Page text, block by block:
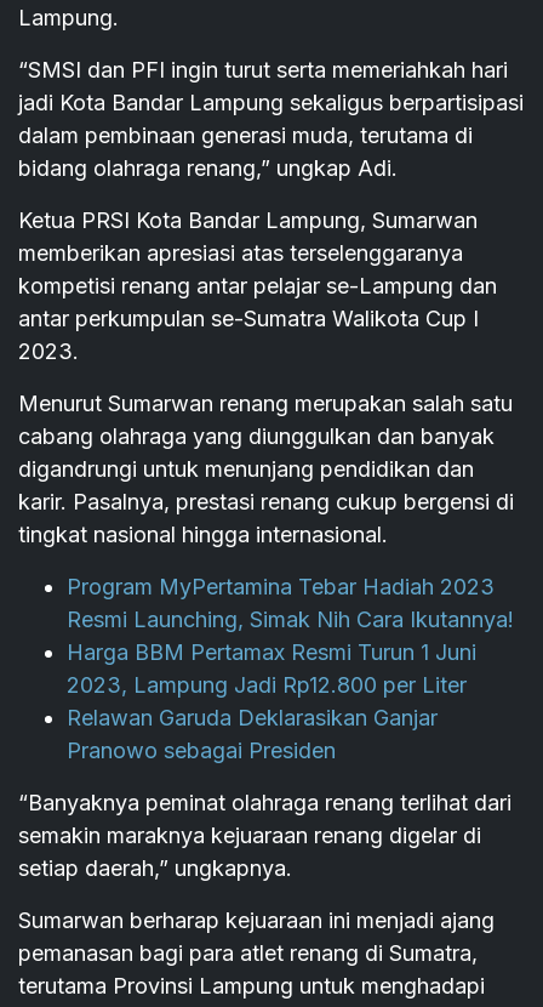
Lampung.
“SMSI dan PFI ingin turut serta memeriahkah hari
jadi Kota Bandar Lampung sekaligus berpartisipasi
dalam pembinaan generasi muda, terutama di
bidang olahraga renang,” ungkap Adi.
Ketua PRSI Kota Bandar Lampung, Sumarwan
memberikan apresiasi atas terselenggaranya
kompetisi renang antar pelajar se-Lampung dan
antar perkumpulan se-Sumatra Walikota Cup I
2023.
Menurut Sumarwan renang merupakan salah satu
cabang olahraga yang diunggulkan dan banyak
digandrungi untuk menunjang pendidikan dan
karir. Pasalnya, prestasi renang cukup bergensi di
tingkat nasional hingga internasional.
Program MyPertamina Tebar Hadiah 2023
Resmi Launching, Simak Nih Cara Ikutannya!
Harga BBM Pertamax Resmi Turun 1 Juni
2023, Lampung Jadi Rp12.800 per Liter
Relawan Garuda Deklarasikan Ganjar
Pranowo sebagai Presiden
“Banyaknya peminat olahraga renang terlihat dari
semakin maraknya kejuaraan renang digelar di
setiap daerah,” ungkapnya.
Sumarwan berharap kejuaraan ini menjadi ajang
pemanasan bagi para atlet renang di Sumatra,
terutama Provinsi Lampung untuk menghadapi